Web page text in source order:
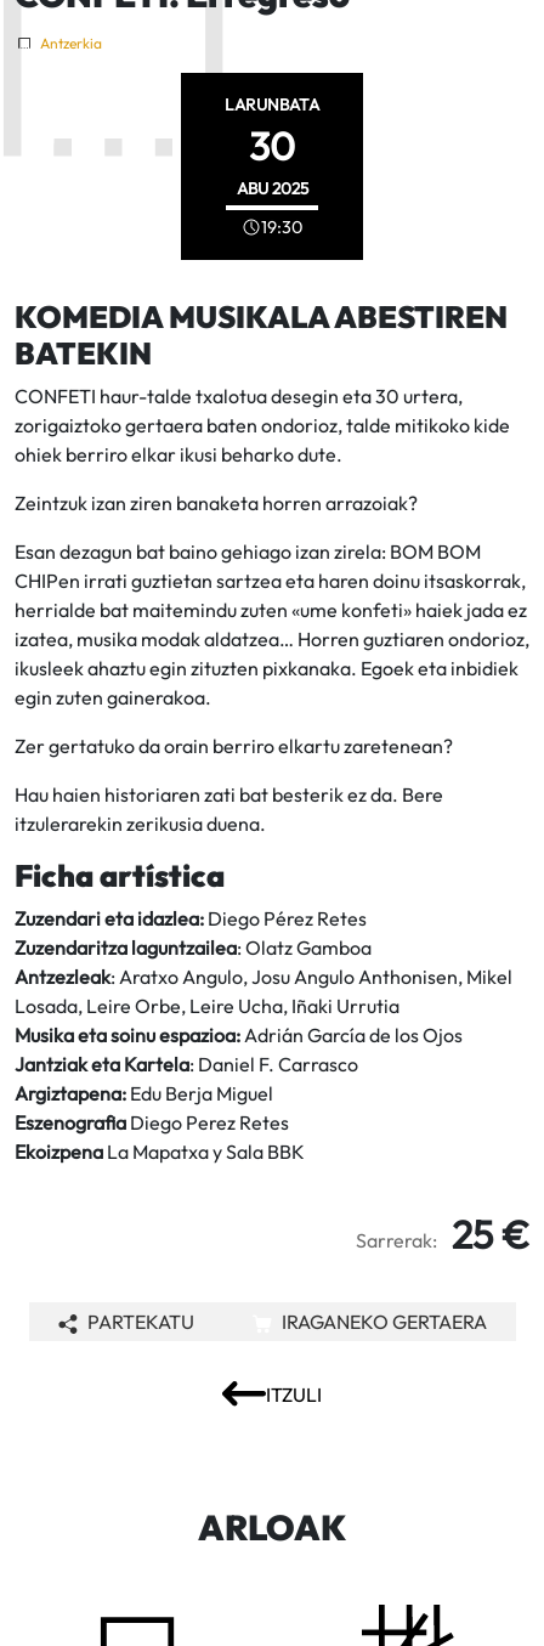
Antzerkia
LARUNBATA
30
ABU2025
19:30
KOMEDIA MUSIKALA ABESTIREN
BATEKIN
CONFETI haur-talde txalotua desegin eta 30 urtera,
zorigaiztoko gertaera baten ondorioz, talde mitikoko kide
ohiek berriro elkar ikusi beharko dute.
Zeintzuk izan ziren banaketa horren arrazoiak?
Esan dezagun bat baino gehiago izan zirela: BOM BOM
CHIPen irrati guztietan sartzea eta haren doinu itsaskorrak,
herrialde bat maitemindu zuten «ume konfeti» haiek jada ez
izatea, musika modak aldatzea… Horren guztiaren ondorioz,
ikusleek ahaztu egin zituzten pixkanaka. Egoek eta inbidiek
egin zuten gainerakoa.
Zer gertatuko da orain berriro elkartu zaretenean?
Hau haien historiaren zati bat besterik ez da. Bere
itzulerarekin zerikusia duena.
Ficha artística
Zuzendari eta idazlea: Diego Pérez Retes
Zuzendaritza laguntzailea: Olatz Gamboa
Antzezleak: Aratxo Angulo, Josu Angulo Anthonisen, Mikel
Losada, Leire Orbe, Leire Ucha, Iñaki Urrutia
Musika eta soinu espazioa: Adrián García de los Ojos
Jantziak eta Kartela: Daniel F. Carrasco
Argiztapena: Edu Berja Miguel
Eszenografia Diego Perez Retes
Ekoizpena La Mapatxa y Sala BBK
Sarrerak: 25 €
ITZULI
PARTEKATU IRAGANEKO GERTAERA
ARLOAK